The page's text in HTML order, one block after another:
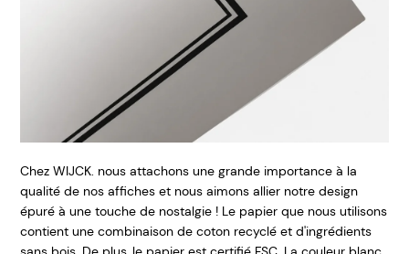
Chez WIJCK. nous attachons une grande importance à la
qualité de nos affiches et nous aimons allier notre design
épuré à une touche de nostalgie ! Le papier que nous utilisons
contient une combinaison de coton recyclé et d'ingrédients